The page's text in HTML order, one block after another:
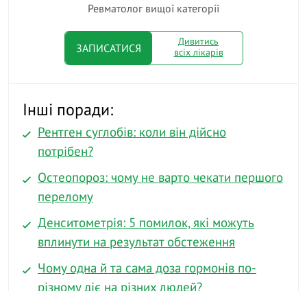
Ревматолог вищої категорії
ЗАПИСАТИСЯ
Дивитись
всіх лікарів
Інші поради:
Рентген суглобів: коли він дійсно
потрібен?
Остеопороз: чому не варто чекати першого
перелому
Денситометрія: 5 помилок, які можуть
вплинути на результат обстеження
Чому одна й та сама доза гормонів по-
різному діє на різних людей?